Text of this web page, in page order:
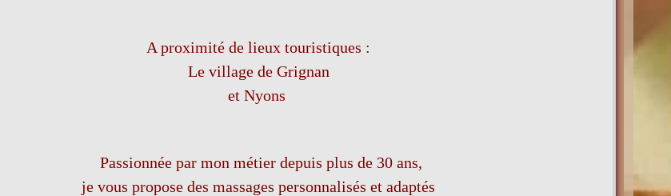
A proximité de lieux touristiques :
Le village de Grignan
et Nyons
Passionnée par mon métier depuis plus de 30 ans,
je vous propose des massages personnalisés etadaptés